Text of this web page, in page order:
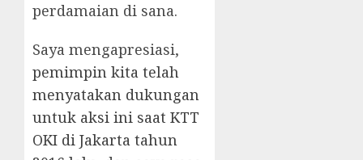
perdamaian di sana.
Saya mengapresiasi,
pemimpin kita telah
menyatakan dukungan
untuk aksi ini saat KTT
OKI di Jakarta tahun